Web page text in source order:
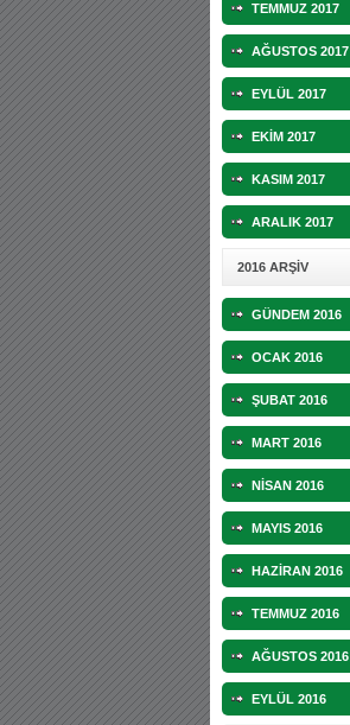
TEMMUZ 2017
AĞUSTOS 2017
EYLÜL 2017
EKİM 2017
KASIM 2017
ARALIK 2017
2016 ARŞİV
GÜNDEM 2016
OCAK 2016
ŞUBAT 2016
MART 2016
NİSAN 2016
MAYIS 2016
HAZİRAN 2016
TEMMUZ 2016
AĞUSTOS 2016
EYLÜL 2016